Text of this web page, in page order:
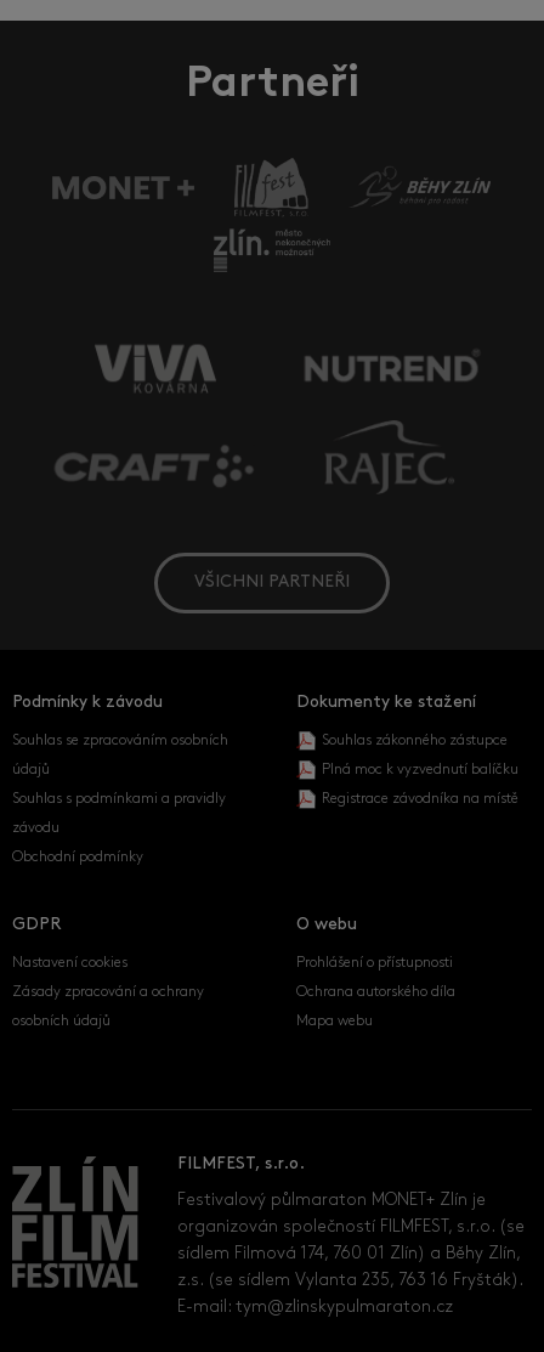
Partneři
VŠICHNI PARTNEŘI
Podmínky k závodu
Souhlas se zpracováním osobních
údajů
Souhlas s podmínkami a pravidly
závodu
Obchodní podmínky
Dokumenty ke stažení
Souhlas zákonného zástupce
Plná moc k vyzvednutí balíčku
Registrace závodníka na místě
GDPR
Nastavení cookies
Zásady zpracování a ochrany
osobních údajů
O webu
Prohlášení o přístupnosti
Ochrana autorského díla
Mapa webu
FILMFEST, s.r.o.
Festivalový půlmaraton MONET+ Zlín je
organizován společností FILMFEST, s.r.o. (se
sídlem Filmová 174, 760 01 Zlín) a Běhy Zlín,
z.s. (se sídlem Vylanta 235, 763 16 Fryšták).
E-mail:tym@zlinskypulmaraton.cz